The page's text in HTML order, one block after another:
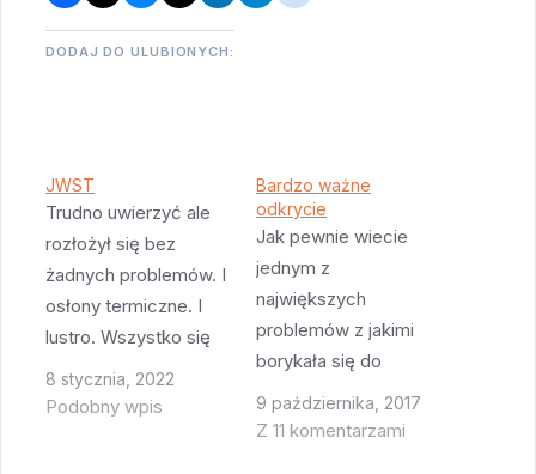
DODAJ DO ULUBIONYCH:
JWST
Trudno uwierzyć ale
rozłożył się bez
żadnych problemów. I
osłony termiczne. I
lustro. Wszystko się
rozłożyło tak jak
trzeba. Szanse na to
8 stycznia, 2022
Podobny wpis
Bardzo ważne
odkrycie
Jak pewnie wiecie
jednym z
największych
problemów z jakimi
borykała się do
niedawna kosmologia
jest zagadka
9 października, 2017
Z 11 komentarzami